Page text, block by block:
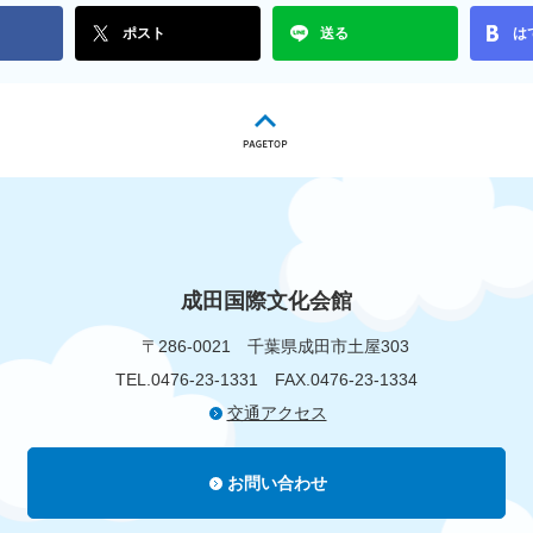
ポスト 送る は
成田国際文化会館
〒286-0021 千葉県成田市土屋303
TEL.0476-23-1331 FAX.0476-23-1334
交通アクセス
お問い合わせ